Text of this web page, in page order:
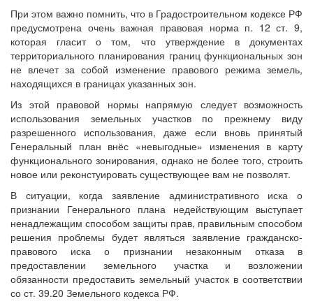
При этом важно помнить, что в Градостроительном кодексе РФ
предусмотрена очень важная правовая норма п. 12 ст. 9,
которая гласит о том, что утверждение в документах
территориального планирования границ функциональных зон
не влечет за собой изменение правового режима земель,
находящихся в границах указанных зон.
Из этой правовой нормы напрямую следует возможность
использования земельных участков по прежнему виду
разрешенного использования, даже если вновь принятый
Генеральный план внёс «невыгодные» изменения в карту
функционального зонирования, однако не более того, строить
новое или реконстуировать существующее вам не позволят.
В ситуации, когда заявление административного иска о
признании Генерального плана недействующим выступает
ненадлежащим способом защиты прав, правильным способом
решения проблемы будет являться заявление гражданско-
правового иска о признании незаконным отказа в
предоставлении земельного участка и возложении
обязанности предоставить земельный участок в соответствии
со ст. 39.20 Земельного кодекса РФ.